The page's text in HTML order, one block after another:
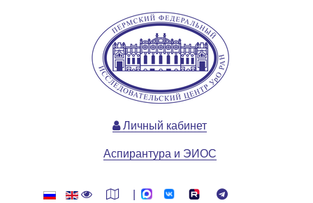
Личный кабинет
Аспирантура и ЭИОС